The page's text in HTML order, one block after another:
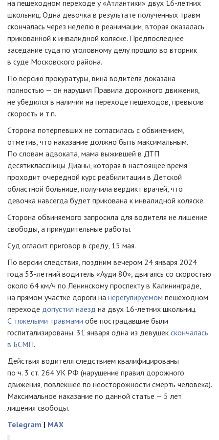
на пешеходном переходе у «Атлантики» двух 16-летних
школьниц. Одна девочка в результате полученных травм
скончалась через неделю в реанимации, вторая оказалась
прикованной к инвалидной коляске. Предпоследнее
заседание суда по уголовному делу прошло во вторник
в суде Московского района.
По версию прокуратуры, вина водителя доказана
полностью — он нарушил Правила дорожного движения,
не убедился в наличии на переходе пешеходов, превысив
скорость и т.п.
Сторона потерпевших не согласилась с обвинением,
отметив, что наказание должно быть максимальным.
По словам адвоката, мама выжившей в ДТП
десятиклассницы Дианы, которая в настоящее время
проходит очередной курс реабилитации в Детской
областной больнице, получила вердикт врачей, что
девочка навсегда будет прикована к инвалидной коляске.
Сторона обвиняемого запросила для водителя не лишение
свободы, а принудительные работы.
Суд огласит приговор в среду, 15 мая.
По версии следствия, поздним вечером 24 января 2024
года 53-летний водитель «Ауди 80», двигаясь со скоростью
около 64 км/ч по Ленинскому проспекту в Калининграде,
на прямом участке дороги на нерегулируемом пешеходном
переходе допустил наезд на двух 16-летних школьниц.
С тяжелыми травмами обе пострадавшие были
госпитализированы. 31 января одна из девушек скончалась
в БСМП.
Действия водителя следствием квалифицированы
по ч. 3 ст. 264 УК РФ (нарушение правил дорожного
движения, повлекшее по неосторожности смерть человека).
Максимальное наказание по данной статье — 5 лет
лишения свободы.
Telegram | MAX